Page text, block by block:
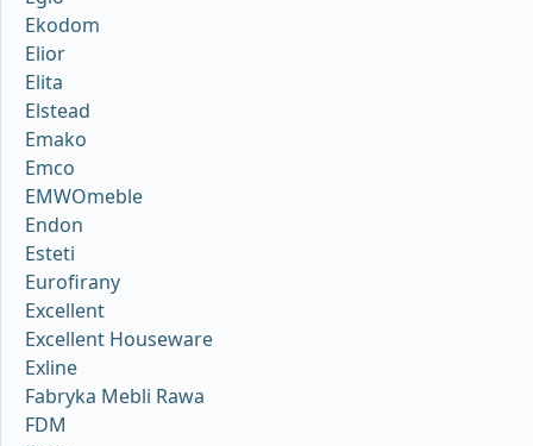
Ekodom
Elior
Elita
Elstead
Emako
Emco
EMWOmeble
Endon
Esteti
Eurofirany
Excellent
Excellent Houseware
Exline
Fabryka Mebli Rawa
FDM